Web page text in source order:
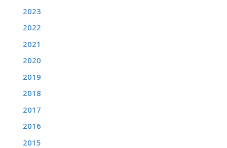
2023
2022
2021
2020
2019
2018
2017
2016
2015